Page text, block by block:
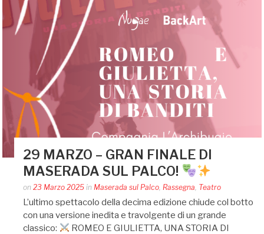
29 MARZO – GRAN FINALE DI
MASERADA SUL PALCO!
Posted
by
Silvia
Bin
on23 Marzo 2025 in Maserada sul Palco Rassegna Teatro
L’ultimo spettacolo della decima edizione chiude col botto
con una versione inedita e travolgente di un grande
classico:
ROMEO E GIULIETTA, UNA STORIA DI